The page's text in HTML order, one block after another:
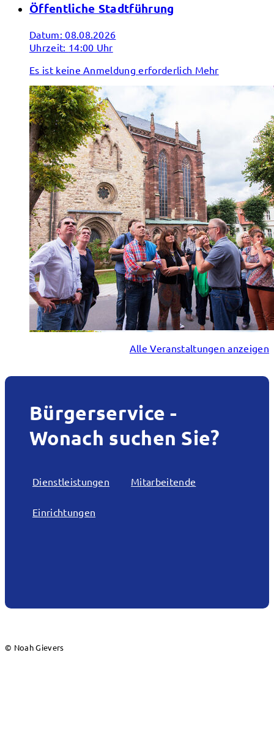
Öffentliche Stadtführung
Datum:08.08.2026
Uhrzeit: 14:00 Uhr
Es ist keine Anmeldung erforderlich Mehr
Alle Veranstaltungen anzeigen
Bürgerservice -
Wonach suchen Sie?
Dienstleistungen Mitarbeitende
Einrichtungen
© Noah Gievers